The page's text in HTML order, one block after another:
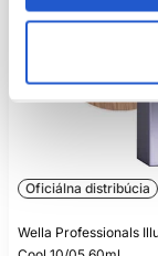
Oficiálna distribúcia
Wella Professionals